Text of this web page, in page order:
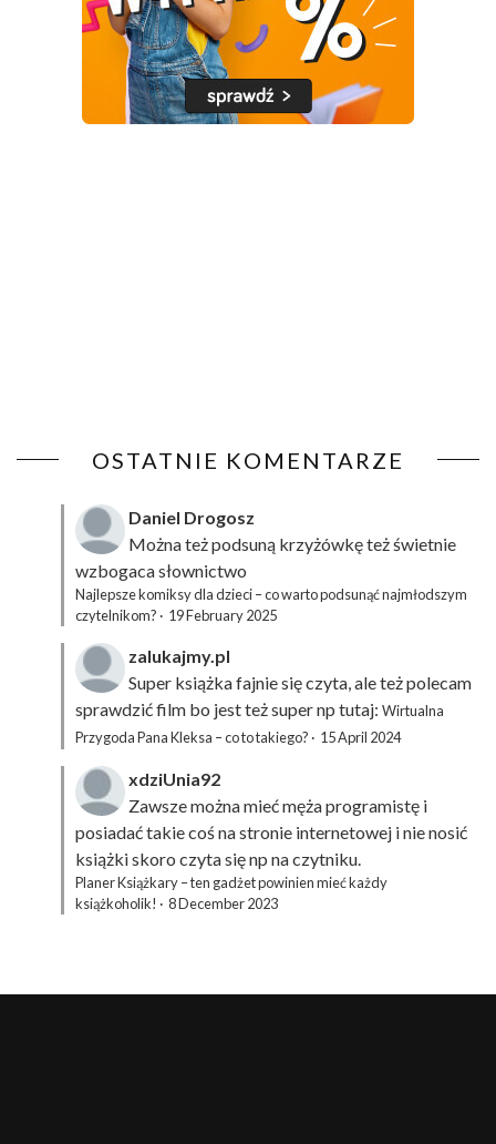
OSTATNIE KOMENTARZE
Daniel Drogosz
Można też podsuną krzyżówkęteż świetnie
wzbogaca słownictwo
Najlepsze komiksy dla dzieci – co warto podsunąć najmłodszym
czytelnikom? · 19 February 2025
zalukajmy.pl
Super książka fajnie się czyta, ale też polecam
sprawdzić film bo jest też super np tutaj: Wirtualna
Przygoda Pana Kleksa – co to takiego? · 15 April 2024
xdziUnia92
Zawsze można mieć męża programistę i
posiadać takie coś na stronie internetowej i nie nosić
książki skoro czyta się np na czytniku.
Planer Książkary – ten gadżet powinien mieć każdy
książkoholik! · 8 December 2023